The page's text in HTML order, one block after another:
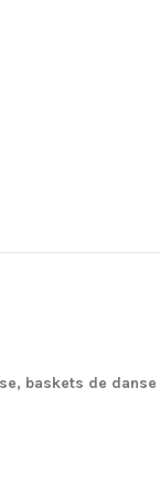
baskets de